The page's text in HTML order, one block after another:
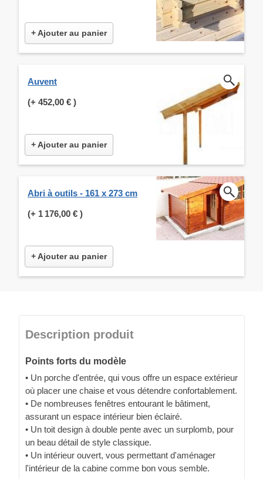
+ Ajouter au panier
Auvent
(+ 452,00 € )
+ Ajouter au panier
Abri à outils - 161 x 273 cm
(+ 1 176,00 € )
+ Ajouter au panier
Description produit
Points forts du modèle
• Un porche d'entrée, qui vous offre un espace extérieur
où placer une chaise et vous détendre confortablement.
• De nombreuses fenêtres entourant le bâtiment,
assurant un espace intérieur bien éclairé.
• Un toit design à double pente avec un surplomb, pour
un beau détail de style classique.
• Un intérieur ouvert, vous permettant d'aménager
l'intérieur de la cabine comme bon vous semble.